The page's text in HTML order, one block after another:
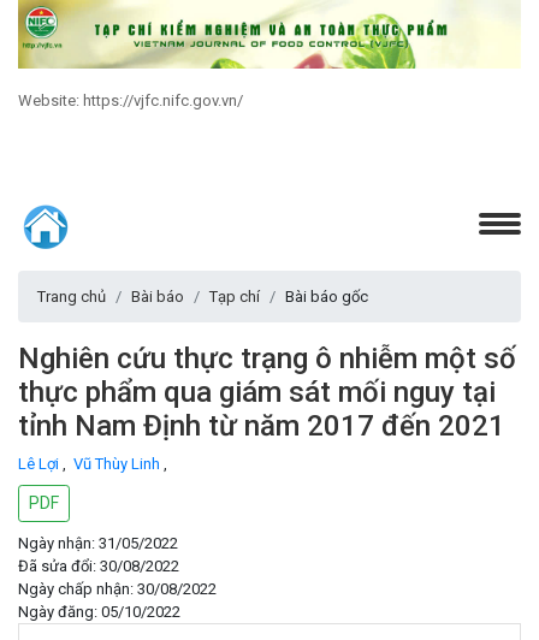
Website: https://vjfc.nifc.gov.vn/
Trang chủ Bài báo Tạp chí Bài báo gốc
Nghiên cứu thực trạng ô nhiễm một số
thực phẩm qua giám sát mối nguy tại
tỉnh Nam Định từ năm 2017 đến 2021
Lê Lợi , Vũ Thùy Linh ,
PDF
Ngày nhận: 31/05/2022
Đã sửa đổi: 30/08/2022
Ngày chấp nhận: 30/08/2022
Ngày đăng: 05/10/2022